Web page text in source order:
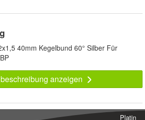
40mm Kegelbund 60° Silber Für
anzeigen
Platin